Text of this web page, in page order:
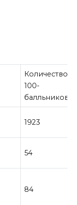
Количество
100-
балльников
1923
54
84